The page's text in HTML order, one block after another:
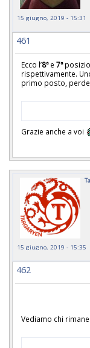
15 giugno, 2019 - 15:31
461
Ecco l’8ªe 7ª
rispettivamente.
primo posto,
Grazie anche a voi
15 giugno, 2019 - 15:35
462
Vediamo chi